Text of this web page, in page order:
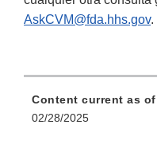
AskCVM@fda.hhs.gov.
Content current as
02/28/2025